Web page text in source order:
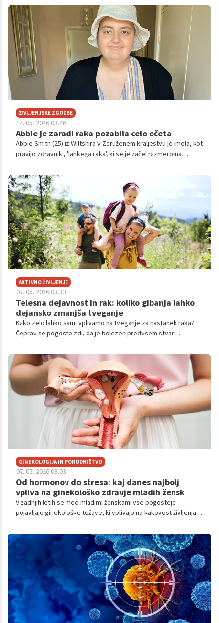
Poudarja nujnost rednega samopregledovanja in pomembnost
hitre diagnostike za doseganje čim ugodnejših izidov
zdravljenja. Vabljeni k branju njene zgodbe.
ŽIVLJENJSKE ZGODBE
14. 05. 2026 03.46
Abbie je zaradi raka pozabila celo očeta
Abbie Smith (25) iz Wiltshira v Združenem kraljestvu je imela, kot
pravijo zdravniki, 'lahkega raka', ki se je začel razmeroma
na koncu precej drugačna od tega, kar so pričakovali ona in
zdravniki. Abbie je na neki točki izgubila spomin in celo končala
na invalidskem vozičku.
AKTIVNO ŽIVLJENJE
07. 05. 2026 03.33
Telesna dejavnost in rak: koliko gibanja lahko
dejansko zmanjša tveganje
Kako zelo lahko sami vplivamo na tveganje za nastanek raka?
Čeprav se pogosto zdi, da je bolezen predvsem stvar
opozarjajo, da ima življenjski slog veliko večjo vlogo, kot si
večina predstavlja.
GINEKOLOGIJA IN PORODNIŠTVO
07. 05. 2026 03.03
Od hormonov do stresa: kaj danes najbolj
vpliva na ginekološko zdravje mladih žensk
V zadnjih letih se med mladimi ženskami vse pogosteje
pojavljajo ginekološke težave, ki vplivajo na kakovost življenja,
spremenila tudi družbena percepcija teh tem: o njih se več
govori, ženske hitreje poiščejo pomoč, medicina pa razpolaga z
naprednejšimi diagnostičnimi orodji kot kadarkoli prej. Da bi
bolje razumeli, kaj se dogaja v klinični praksi, kje so največji
izzivi in kako pomembna je preventiva, sem se pogovarjala s
predstojnikom Ginekološkoporodniškega oddelka Splošne
bolnišnice Celje, asist. mag. Jakobom Korenom, dr. med.,
specialistom ginekologije in porodništva.